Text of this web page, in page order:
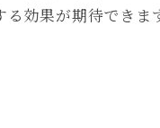
効果が期待できま